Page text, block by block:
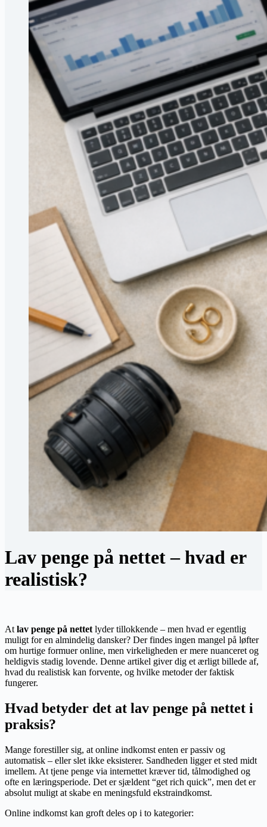
Lav penge på nettet – hvad er
realistisk?
At lav penge på nettet lyder tillokkende – men hvad er egentlig
muligt for en almindelig dansker? Der findes ingen mangel på løfter
om hurtige formuer online, men virkeligheden er mere nuanceret og
heldigvis stadig lovende. Denne artikel giver dig et ærligt billede af,
hvad du realistisk kan forvente, og hvilke metoder der faktisk
fungerer.
Hvad betyder det at lav penge på nettet i
praksis?
Mange forestiller sig, at online indkomst enten er passiv og
automatisk – eller slet ikke eksisterer. Sandheden ligger et sted midt
imellem. At tjene penge via internettet kræver tid, tålmodighed og
ofte en læringsperiode. Det er sjældent “get rich quick”, men det er
absolut muligt at skabe en meningsfuld ekstraindkomst.
Online indkomst kan groft deles op i to kategorier: